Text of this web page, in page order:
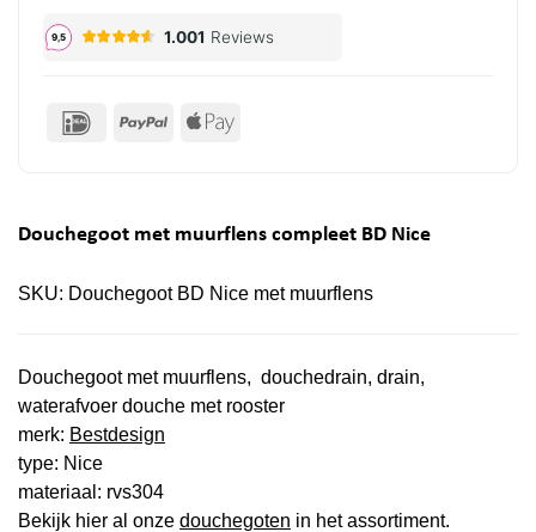
IDeal PayPal Apple
Douchegoot met muurflens compleet BD Nice
SKU: Douchegoot BD Nice met muurflens
Douchegoot met muurflens, douchedrain, drain,
waterafvoer douche met rooster
merk: Bestdesign
type: Nice
materiaal: rvs304
Bekijk hier al onze douchegoten in het assortiment.